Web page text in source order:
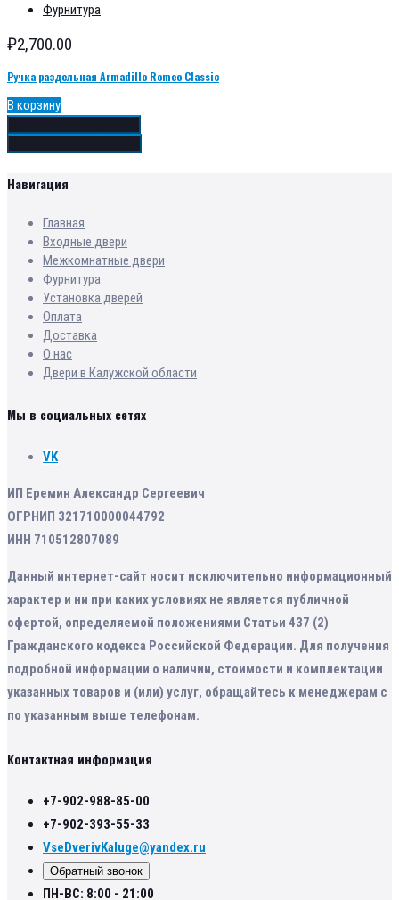
Фурнитура
₽2,700.00
Ручка раздельная Armadillo Romeo Classic
В корзину
Навигация
Главная
Входные двери
Межкомнатные двери
Фурнитура
Установка дверей
Оплата
Доставка
О нас
Двери в Калужской области
Мы в социальных сетях
VK
ИП Еремин Александр Сергеевич
ОГРНИП 321710000044792
ИНН 710512807089
Данный интернет-сайт носит исключительно информационный
характер и ни при каких условиях не является публичной
офертой, определяемой положениями Статьи 437 (2)
Гражданского кодекса Российской Федерации. Для получения
подробной информации о наличии, стоимости и комплектации
указанных товаров и (или) услуг, обращайтесь к менеджерам с
по указанным выше телефонам.
Контактная информация
+7-902-988-85-00
+7-902-393-55-33
VseDverivKaluge@yandex.ru
Обратный звонок
ПН-ВС: 8:00 - 21:00